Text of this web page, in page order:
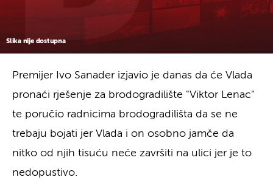
Slika nije dostupna
Premijer Ivo Sanader izjavio je danas da će Vlada
pronaći rješenje za brodogradilište "Viktor Lenac"
te poručio radnicima brodogradilišta da se ne
trebaju bojati jer Vlada i on osobno jamče da
nitko od njih tisuću neće završiti na ulici jer je to
nedopustivo.